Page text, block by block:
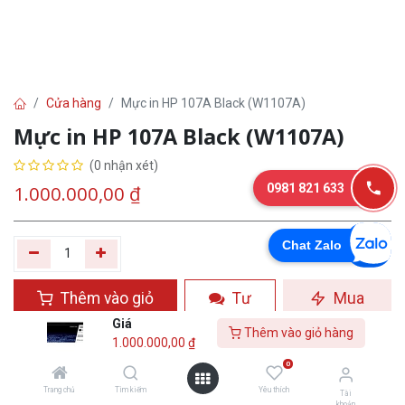
Giá
1.000.000,00 ₫
Thêm vào giỏ hàng
Trang chủ Tìm kiếm
0
Yêu thích
Tài
Cửa hàng Mực in HP 107A Black (W1107A)
Mực in HP 107A Black (W1107A)
(0 nhận xét)
1.000.000,00 ₫
Thêm vào giỏ
hàng
Tư
Mua
Chat Zalo
0981 821 633